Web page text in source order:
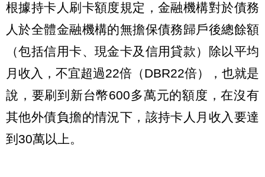
根據持卡人刷卡額度規定，金融機構對於債務
人於全體金融機構的無擔保債務歸戶後總餘額
（包括信用卡、現金卡及信用貸款）除以平均
月收入，不宜超過22倍（DBR22倍），也就是
說，要刷到新台幣600多萬元的額度，在沒有
其他外債負擔的情況下，該持卡人月收入要達
到30萬以上。